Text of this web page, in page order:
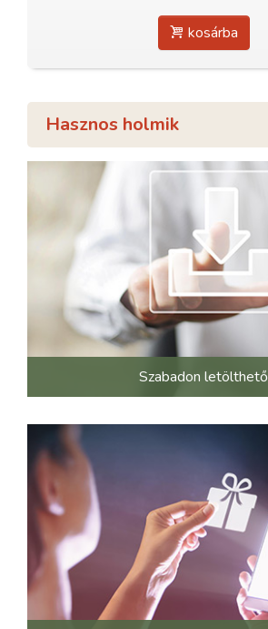
kosárba
Hasznos holmik
Szabadon letölthető